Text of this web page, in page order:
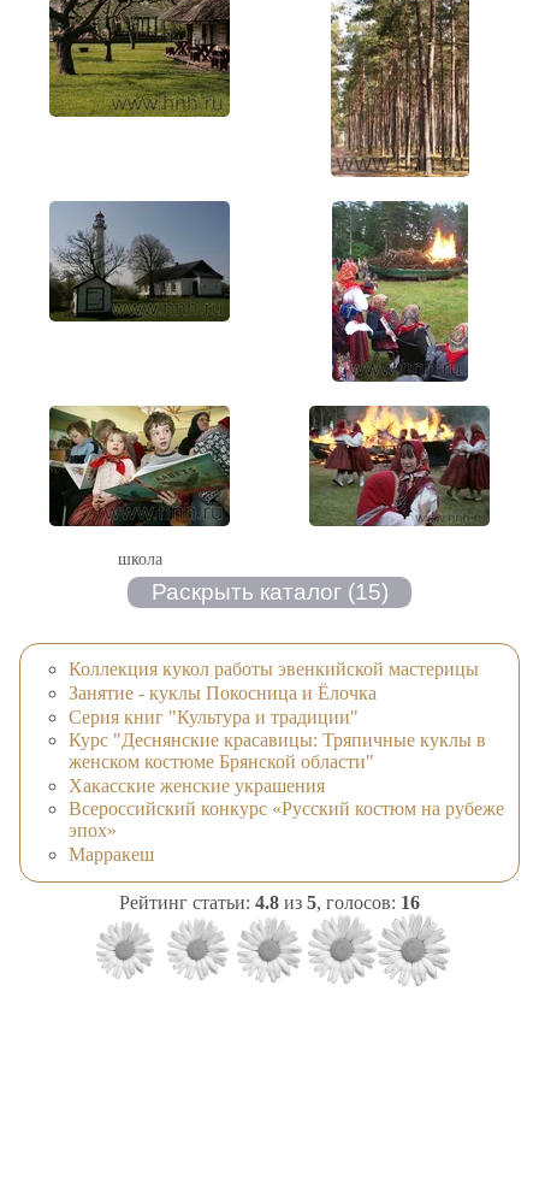
школа
Коллекция кукол работы эвенкийской мастерицы
Занятие - куклы Покосница и Ёлочка
Серия книг "Культура и традиции"
Курс "Деснянские красавицы: Тряпичные куклы в
женском костюме Брянской области"
Хакасские женские украшения
Всероссийский конкурс «Русский костюм на рубеже
эпох»
Марракеш
Рейтинг статьи: 4.8 из 5, голосов: 16